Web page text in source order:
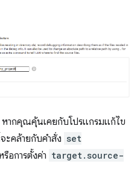
ากคุณคุ้นเคยกับโปรแกรมแก้ไข
ะคล้ายกับคำสั่ง set
อการตั้งค่า target.source-